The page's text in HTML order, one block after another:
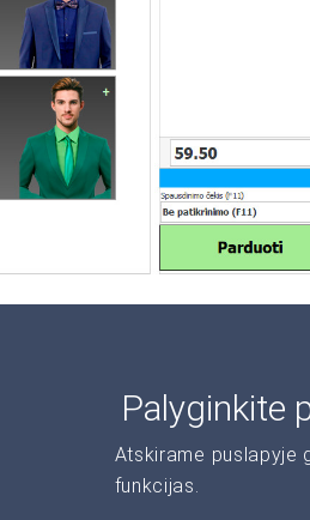
Palyginkite
Atskirame puslapyje
funkcijas.